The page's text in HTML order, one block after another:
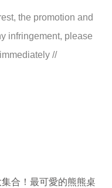
the promotion and
infringement, please
//
合！最可愛的熊熊桌